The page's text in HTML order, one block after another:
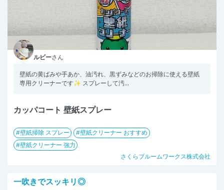
ルビーさん
壁紙の黄ばみや手あか、油汚れ、黒ずみなどのお掃除に使える壁紙
専用クリーナーです✨ スプレーして汚...
カッパコート 壁紙スプレー
壁紙掃除 スプレー
壁紙クリーナー おすすめ
壁紙クリーナー 強力
さくらブルームワークス株式会社
一吹きでスッキリ◎